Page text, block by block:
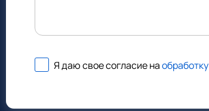
Я даю свое согласие наобработку